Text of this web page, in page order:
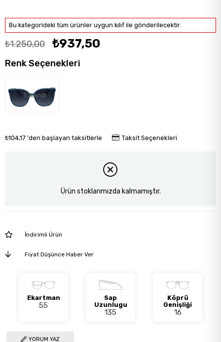
Bu kategorideki tüm ürünler uygun kılıf ile gönderilecektir.
₺1.250,00 ₺937,50
Renk Seçenekleri
Tükendi
₺104,17 'den başlayan taksitlerle Taksit Seçenekleri
Ürün stoklarımızda kalmamıştır.
İndirimli Ürün
Fiyat Düşünce Haber Ver
Ekartman
55
Sap
Uzunlugu
135
Köprü
Genişliği
16
YORUM YAZ